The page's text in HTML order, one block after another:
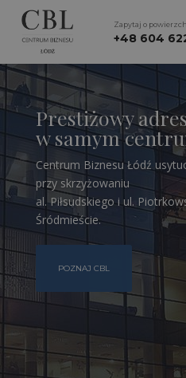
Zapytaj o
+48 604
Prestiżowy
w samym
Centrum Biznesu Łódź
przy skrzyżowaniu
al. Piłsudskiego i ul.
Śródmieście.
POZNAJ CBL